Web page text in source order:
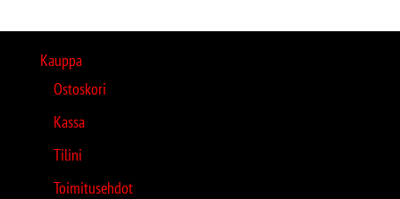
Kauppa
Ostoskori
Kassa
Tilini
Toimitusehdot